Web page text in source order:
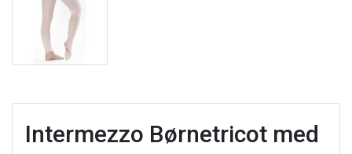
Intermezzo Børnetricot med